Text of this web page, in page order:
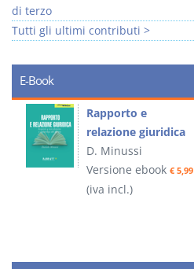
di terzo
Tutti gli ultimi contributi >
E-Book
Rapporto e
relazione giuridica
D. Minussi
Versione ebook € 5,99
(iva incl.)